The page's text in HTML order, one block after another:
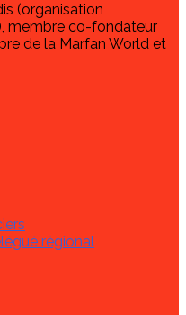
(organisation
membre co-fondateur
de la Marfan World et
régional